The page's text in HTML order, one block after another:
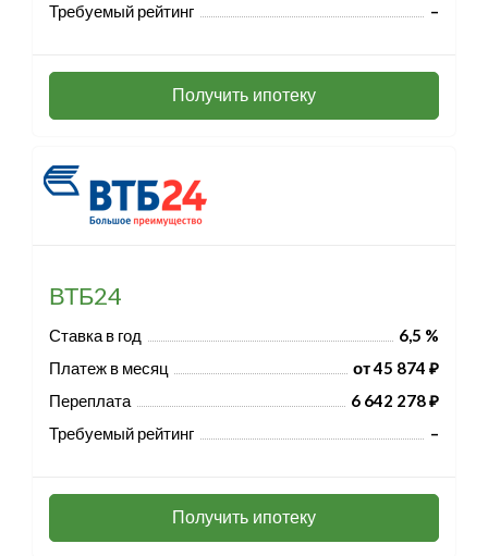
Требуемый рейтинг
–
Получить ипотеку
ВТБ24
Ставка в год
6,5 %
Платеж в месяц
от 45 874 ₽
Переплата
6 642 278 ₽
Требуемый рейтинг
–
Получить ипотеку